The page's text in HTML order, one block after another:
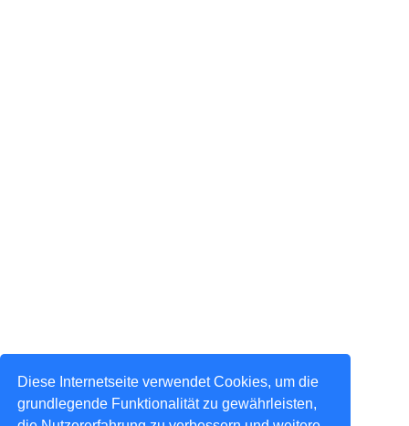
Diese Internetseite verwendet Cookies, um die
grundlegende Funktionalität zu gewährleisten,